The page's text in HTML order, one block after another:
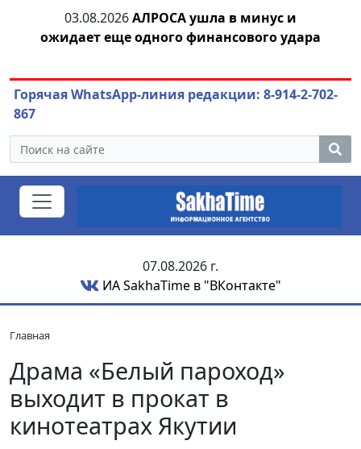
03.08.2026АЛРОСА ушла в минус и
ожидает еще одного финансового удара
Горячая WhatsApp-линия редакции: 8-914-2-702-
867
07.08.2026 г.
ИА SakhaTime в "ВКонтакте"
Главная
Драма «Белый пароход»
выходит в прокат в
кинотеатрах Якутии